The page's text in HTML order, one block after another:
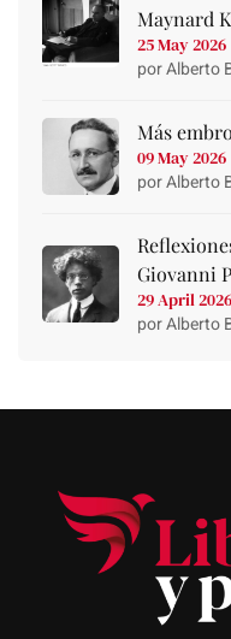
Maynard
25 May 2026
por Alberto
Más
09 May 2026
por Alberto
Giovanni
29 April 2026
por Alberto